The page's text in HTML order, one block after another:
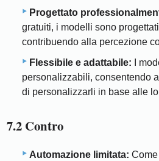
Progettato
gratuiti, i modelli sono
contribuendo alla percezione
Flessibile e adattabile: I
personalizzabili, consentendo
di personalizzarli in base alle
7.2 Contro
Automazione limitata: